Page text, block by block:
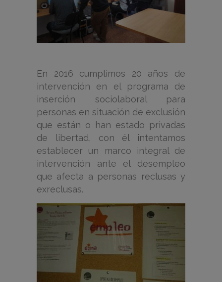
En 2016 cumplimos 20 años de
intervención en el programa de
inserción sociolaboral para
personas en situación de exclusión
que están o han estado privadas
de libertad, con él intentamos
establecer un marco integral de
intervención ante el desempleo
que afecta a personas reclusas y
exreclusas.